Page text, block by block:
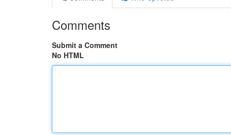
Comments
Submit a Comment
No HTML